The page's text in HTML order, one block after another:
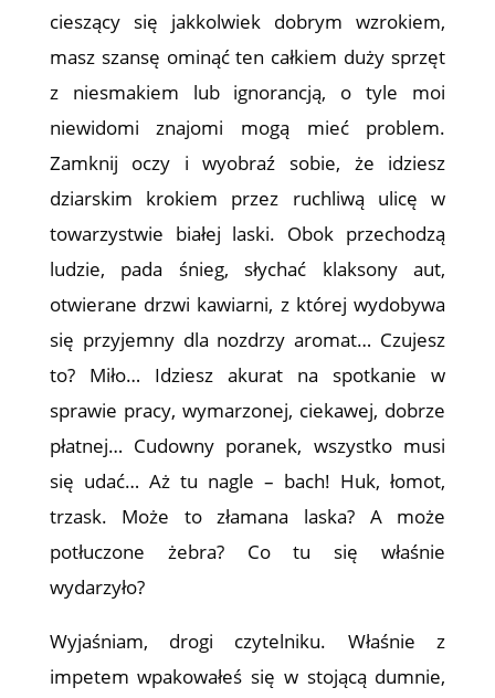
cieszący się jakkolwiek dobrym wzrokiem,
masz szansę ominąć ten całkiem duży sprzęt
z niesmakiem lub ignorancją, o tyle moi
niewidomi znajomi mogą mieć problem.
Zamknij oczy i wyobraź sobie, że idziesz
dziarskim krokiem przez ruchliwą ulicę w
towarzystwie białej laski. Obok przechodzą
ludzie, pada śnieg, słychać klaksony aut,
otwierane drzwi kawiarni, z której wydobywa
się przyjemny dla nozdrzy aromat… Czujesz
to? Miło… Idziesz akurat na spotkanie w
sprawie pracy, wymarzonej, ciekawej, dobrze
płatnej… Cudowny poranek, wszystko musi
się udać… Aż tu nagle – bach! Huk, łomot,
trzask. Może to złamana laska? A może
potłuczone żebra? Co tu się właśnie
wydarzyło?
Wyjaśniam, drogi czytelniku. Właśnie z
impetem wpakowałeś się w stojącą dumnie,